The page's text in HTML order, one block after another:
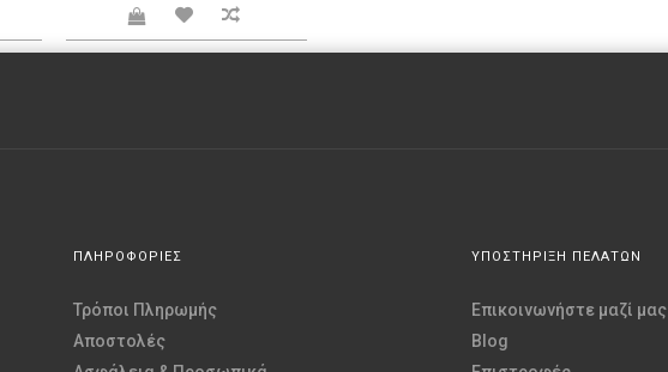
ΠΛΗΡΟΦΟΡΙΕΣ
Τρόποι Πληρωμής
Αποστολές
ΥΠΟΣΤΗΡΙΞΗ ΠΕΛΑΤΩΝ
Επικοινωνήστε μαζί μας
Blog